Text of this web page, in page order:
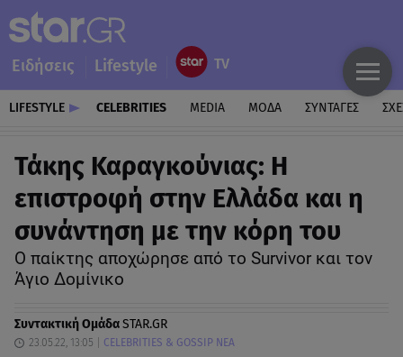
Ειδήσεις Lifestyle
LIFESTYLE CELEBRITIES MEDIA ΜΟΔΑ ΣΥΝΤΑΓΕΣ
Τάκης Καραγκούνιας: Η
επιστροφή στην Ελλάδα και η
συνάντηση με την κόρη του
Ο παίκτης αποχώρησε από το Survivor και τον
Άγιο Δομίνικο
Συντακτική ΟμάδαSTAR.GR
23.05.22, 13:05 CELEBRITIES & GOSSIP ΝΕΑ